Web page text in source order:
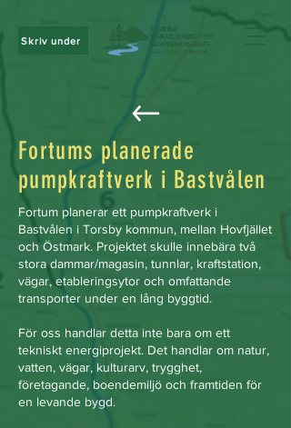
Skriv under
Fortums planerade
pumpkraftverk i Bastvålen
Fortum planerar ett pumpkraftverk i
Bastvålen i Torsby kommun, mellan Hovfjället
och Östmark. Projektet skulle innebära två
stora dammar/magasin, tunnlar, kraftstation,
vägar, etableringsytor och omfattande
transporter under en lång byggtid.
För oss handlar detta inte bara om ett
tekniskt energiprojekt. Det handlar om natur,
vatten, vägar, kulturarv, trygghet,
företagande, boendemiljö och framtiden för
en levande bygd.